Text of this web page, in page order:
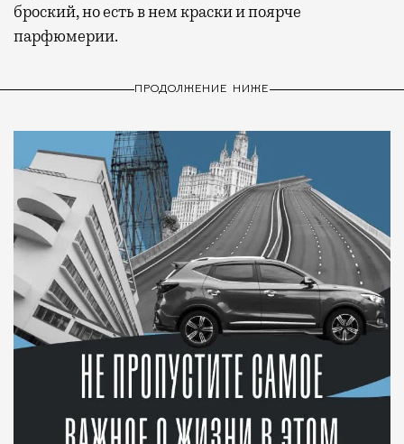
броский, но есть в нем краски и поярче
парфюмерии.
ПРОДОЛЖЕНИЕ НИЖЕ